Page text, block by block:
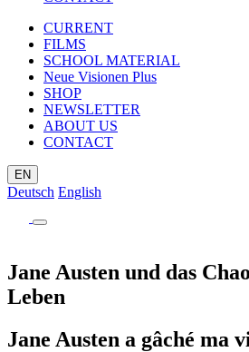
CURRENT
FILMS
SCHOOL MATERIAL
Neue Visionen Plus
SHOP
NEWSLETTER
ABOUT US
CONTACT
EN
Deutsch English
Jane Austen und das
Leben
Jane Austen a gâché ma